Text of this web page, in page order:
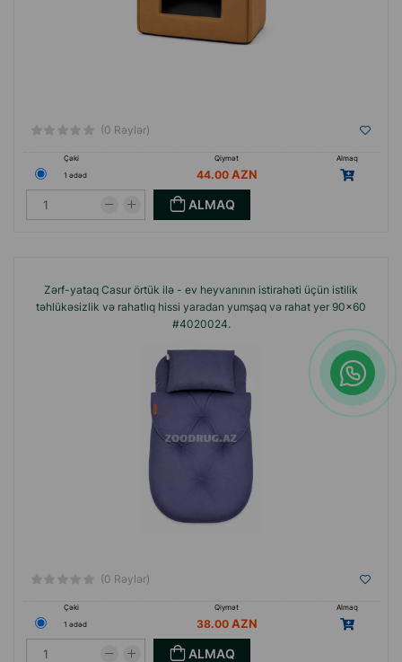
(0 Rəylər)
Çəki Qiymət
Almaq
1 ədəd
44.00
ALMAQ
Zərf-yataq Casur örtük ilə - ev heyvanının istirahəti üçün istilik
təhlükəsizlik və rahatlıq hissi yaradan yumşaq və rahat yer 90x60
#4020024.
(0 Rəylər)
Çəki Qiymət
Almaq
1 ədəd
38.00
ALMAQ